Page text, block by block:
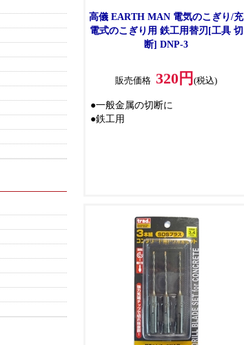
高儀 EARTH MAN 電気のこぎり/充
電式のこぎり用 鉄工用替刃[工具 切
断] DNP-3
販売価格 320円 (税込)
●一般金属の切断に
●鉄工用